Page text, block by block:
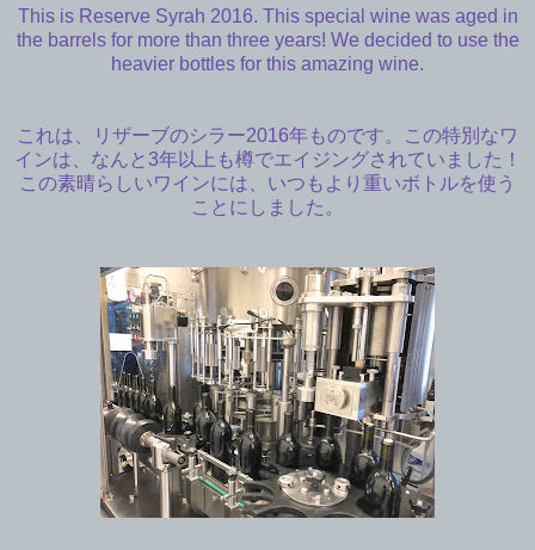
This is Reserve Syrah 2016. This special wine was aged in
the barrels for more than three years! We decided to use the
heavier bottles for this amazing wine.
これは、リザーブのシラー2016年ものです。この特別なワ
インは、なんと3年以上も樽でエイジングされていました！
この素晴らしいワインには、いつもより重いボトルを使う
ことにしました。